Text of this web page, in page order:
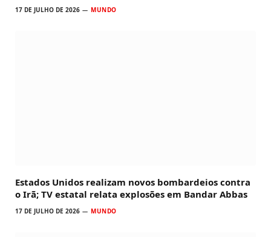
17 DE JULHO DE 2026 MUNDO
Estados Unidos realizam novos bombardeios contra
o Irã; TV estatal relata explosões em Bandar Abbas
17 DE JULHO DE 2026 MUNDO